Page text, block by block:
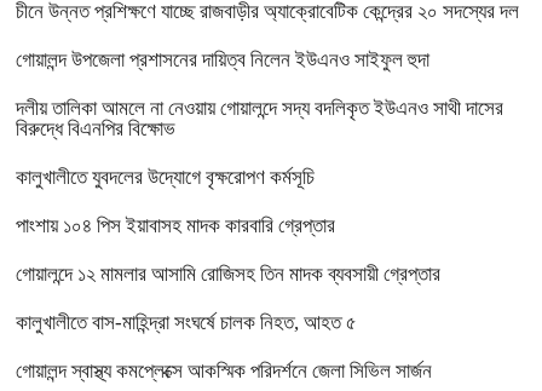
চীনে উন্নত প্রশিক্ষণে যাচ্ছে রাজবাড়ীর অ্যাক্রোবেটিক কেন্দ্রের ২০ সদস্যের দল
গোয়ালন্দ উপজেলা প্রশাসনের দায়িত্ব নিলেন ইউএনও সাইফুল হুদা
দলীয় তালিকা আমলে না নেওয়ায় গোয়ালন্দে সদ্য বদলিকৃত ইউএনও সাথী দাসের
বিরুদ্ধে বিএনপির বিক্ষোভ
কালুখালীতে যুবদলের উদ্যোগে বৃক্ষরোপণ কর্মসূচি
পাংশায় ১০৪ পিস ইয়াবাসহ মাদক কারবারি গ্রেপ্তার
গোয়ালন্দে ১২ মামলার আসামি রোজিসহ তিন মাদক ব্যবসায়ী গ্রেপ্তার
কালুখালীতে বাস-মাহিন্দ্রা সংঘর্ষে চালক নিহত, আহত ৫
গোয়ালন্দ স্বাস্থ্য কমপ্লেক্সে আকস্মিক পরিদর্শনে জেলা সিভিল সার্জন